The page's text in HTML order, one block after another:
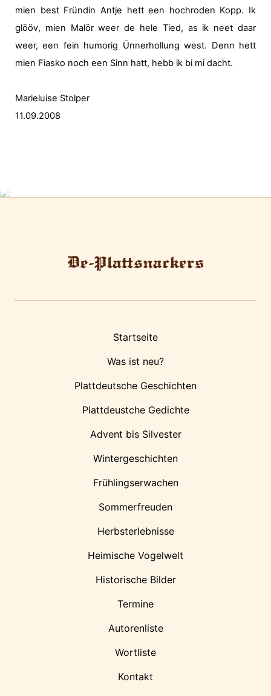
mien best Fründin Antje hett een hochroden Kopp. Ik
glööv, mien Malör weer de hele Tied, as ik neet daar
weer, een fein humorig Ünnerhollung west. Denn hett
mien Fiasko noch een Sinn hatt, hebb ik bi mi dacht.
Marieluise Stolper
11.09.2008
Startseite
Was ist neu?
Plattdeutsche Geschichten
Plattdeustche Gedichte
Advent bis Silvester
Wintergeschichten
Frühlingserwachen
Sommerfreuden
Herbsterlebnisse
Heimische Vogelwelt
Historische Bilder
Termine
Autorenliste
Wortliste
Kontakt